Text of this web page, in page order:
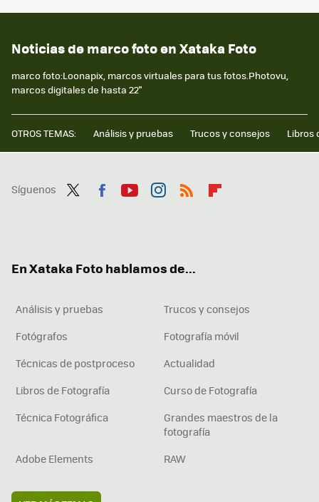
Noticias de marco foto en Xataka Foto
marco foto:Loonapix, marcos virtuales para tus fotos.Photovu,
marcos digitales de hasta 22"
OTROS TEMAS: Análisis y pruebas Trucos y consejos Libros
Síguenos
En Xataka Foto hablamos de...
Análisis y pruebas
Trucos y consejos
Fotógrafos
Fotografía móvil
Técnicas de postproceso
Actualidad
Libros de Fotografía
Curso de Fotografía
Técnica Fotográfica
Grandes maestros de la
fotografía
Adobe Elements
RAW